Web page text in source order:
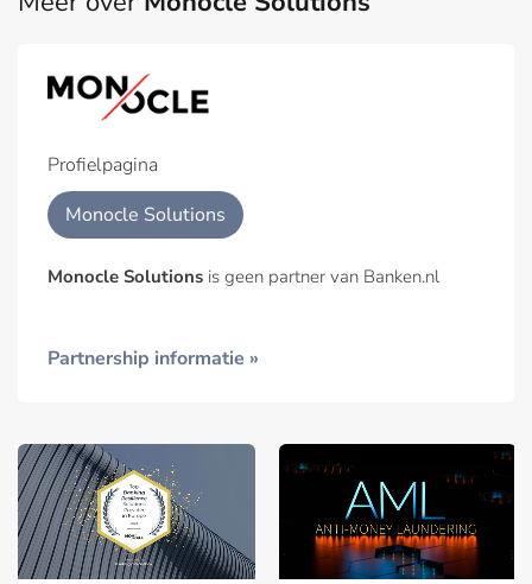
Profielpagina
Monocle Solutions
Monocle Solutions is geen partner van Banken.nl
Partnership informatie »